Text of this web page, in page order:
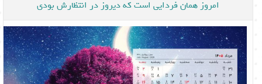
امروز همان فردایی است که دیروز در انتظارش بودی